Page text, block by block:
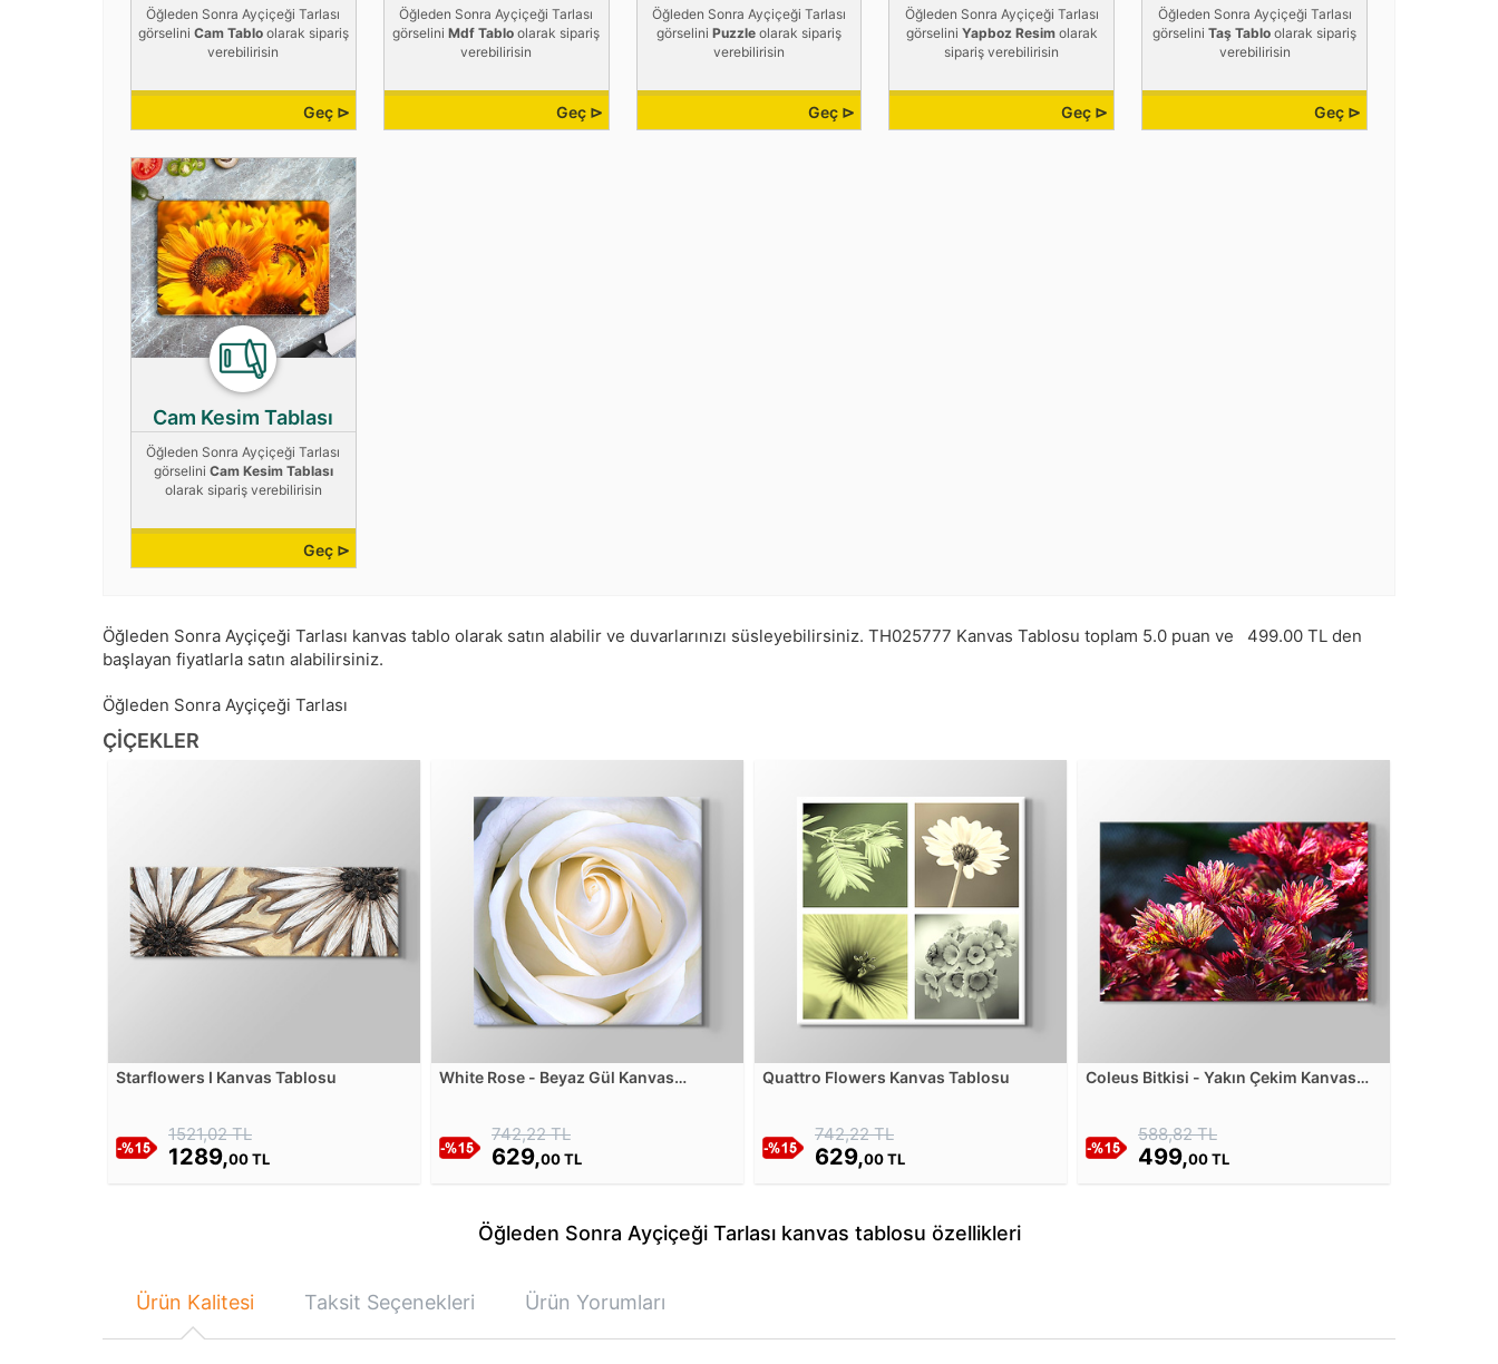
Öğleden Sonra Ayçiçeği Tarlası
görselini Cam Tabloolarak sipariş
verebilirisin
Geç ⊳
Öğleden Sonra Ayçiçeği Tarlası
görseliniMdf Tablo olarak sipariş
verebilirisin
Geç ⊳
Öğleden Sonra Ayçiçeği Tarlası
görselini Puzzleolarak sipariş
verebilirisin
Geç ⊳
Öğleden Sonra Ayçiçeği Tarlası
görselini Yapboz Resimolarak
sipariş verebilirisin
Geç ⊳
Öğleden Sonra Ayçiçeği Tarlası
görseliniTaş Tablo olarak sipariş
verebilirisin
Geç ⊳
Cam Kesim Tablası
Öğleden Sonra Ayçiçeği Tarlası
görselini Cam Kesim Tablası
olarak sipariş verebilirisin
Geç ⊳
Öğleden Sonra Ayçiçeği Tarlası kanvas tablo olarak satın alabilir ve duvarlarınızı süsleyebilirsiniz. TH025777 Kanvas Tablosu toplam 5.0 puan ve 499.00 TL den
başlayan fiyatlarla satın alabilirsiniz.
Öğleden Sonra Ayçiçeği Tarlası
ÇIÇEKLER
Starflowers I Kanvas Tablosu
1521,02 TL
1289,00 TL
White Rose - Beyaz Gül Kanvas
742,22 TL
629,00 TL
Quattro Flowers Kanvas Tablosu
742,22 TL
629,00 TL
Coleus Bitkisi - Yakın Çekim Kanvas
588,82 TL
499,00 TL
Öğleden Sonra Ayçiçeği Tarlası kanvas tablosu özellikleri
Ürün Kalitesi Taksit Seçenekleri Ürün Yorumları